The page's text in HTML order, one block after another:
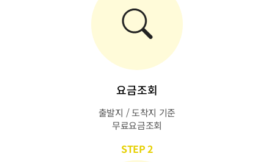
요금조회
출발지 / 도착지 기준
무료요금조회
STEP 2